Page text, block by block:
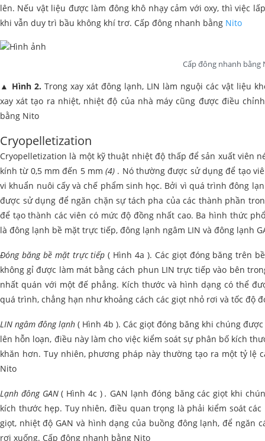
lên. Nếu vật liệu được làm đông khô nhạy cảm với oxy, thì việc
khi vẫn duy trì bầu không khí trơ. Cấp đông nhanh bằng Nito
Cấp đông nhanh bằng
▲ Hình 2. Trong xay xát đông lạnh, LIN làm nguội các vật liệu
xay xát tạo ra nhiệt, nhiệt độ của nhà máy cũng được điều
bằng Nito
Cryopelletization
Cryopelletization là một kỹ thuật nhiệt độ thấp để sản xuất viên
kính từ 0,5 mm đến 5 mm(4) . Nó thường được sử dụng để tạo
vi khuẩn nuôi cấy và chế phẩm sinh học. Bởi vì quá trình đông
được sử dụng để ngăn chặn sự tách pha của các thành phần
để tạo thành các viên có mức độ đồng nhất cao. Ba hình thức
là đông lạnh bề mặt trực tiếp, đông lạnh ngâm LIN và đông lạnh
Đóng băng bề mặt trực tiếp ( Hình 4a ). Các giọt đóng băng trên
không gỉ được làm mát bằng cách phun LIN trực tiếp vào bên
nhất quán với một đế phẳng. Kích thước và hình dạng có thể
quá trình, chẳng hạn như khoảng cách các giọt nhỏ rơi và tốc độ
LIN ngâm đông lạnh ( Hình 4b ). Các giọt đóng băng khi chúng
lên hỗn loạn, điều này làm cho việc kiểm soát sự phân bố kích
khăn hơn. Tuy nhiên, phương pháp này thường tạo ra một tỷ lệ
Nito
Lạnh đông GAN( Hình 4c ). GAN lạnh đóng băng các giọt khi
kích thước hẹp. Tuy nhiên, điều quan trọng là phải kiểm soát
giọt, nhiệt độ GAN và hình dạng của buồng đông lạnh, để ngăn
rơi xuống. Cấp đông nhanh bằng Nito